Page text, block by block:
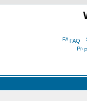
FAQ